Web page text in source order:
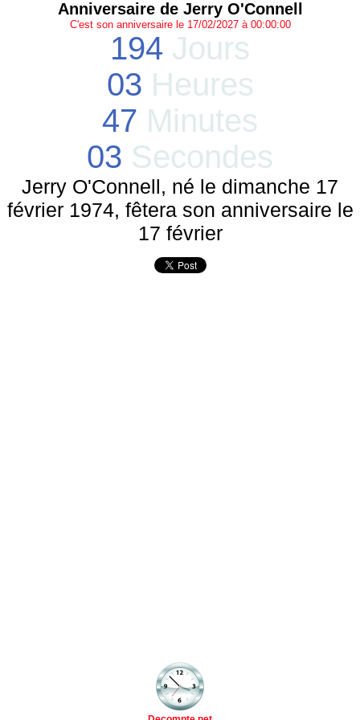
Anniversaire de Jerry O'Connell
C'est son anniversaire le 17/02/2027 à 00:00:00
194 Jours
03 Heures
47 Minutes
03 Secondes
Jerry O'Connell, né le dimanche 17
février 1974, fêtera son anniversaire le
17 février